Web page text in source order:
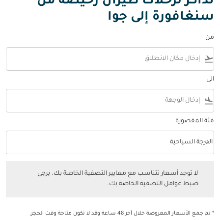
سنغافورة إلى جوا
من
flight_takeoff
الى
flight_land
فئة المقصورة
فئة المقصورة option الدرجة السياحية Selected
الدرجة السياحية
keyboard_arrow_down
لا توجد أسعار تتناسب مع معايير التصفية الخاصة بك. يرجى
ضبط عوامل التصفية الخاصة بك.
* تم جمع الأسعار المعروضة خلال آخر 48 ساعة وقد لا تكون متاحة وقت الحجز.